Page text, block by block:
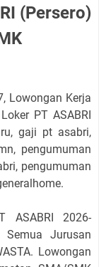
(Persero)
Lowongan Kerja
PT ASABRI
gaji pt asabri,
pengumuman
pengumuman
ASABRI 2026-
Jurusan
Lowongan